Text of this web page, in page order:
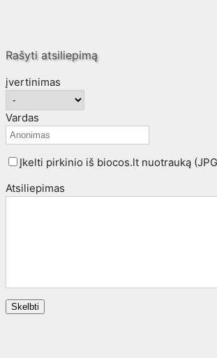
Rašyti atsiliepimą
įvertinimas
Vardas
Įkelti pirkinio iš biocos.lt nuotrauką
Atsiliepimas